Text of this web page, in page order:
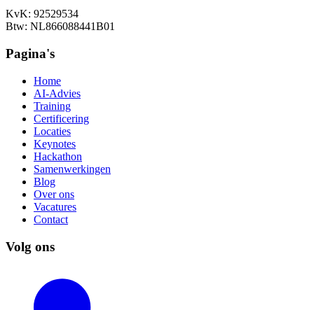
KvK: 92529534
Btw: NL866088441B01
Pagina's
Home
AI-Advies
Training
Certificering
Locaties
Keynotes
Hackathon
Samenwerkingen
Blog
Over ons
Vacatures
Contact
Volg ons